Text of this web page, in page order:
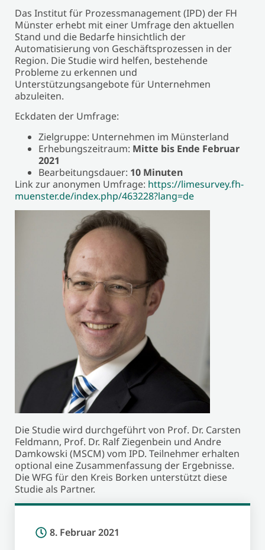
Das Institut für Prozessmanagement (IPD) der FH
Münster erhebt mit einer Umfrage den aktuellen
Stand und die Bedarfe hinsichtlich der
Automatisierung von Geschäftsprozessen in der
Region. Die Studie wird helfen, bestehende
Probleme zu erkennen und
Unterstützungsangebote für Unternehmen
abzuleiten.
Eckdaten der Umfrage:
Zielgruppe: Unternehmen im Münsterland
Erhebungszeitraum: Mitte bis Ende Februar
2021
Bearbeitungsdauer: 10 Minuten
Link zur anonymen Umfrage: https://limesurvey.fh-
muenster.de/index.php/463228?lang=de
Die Studie wird durchgeführt von Prof. Dr. Carsten
Feldmann, Prof. Dr. Ralf Ziegenbein und Andre
Damkowski (MSCM) vom IPD. Teilnehmer erhalten
optional eine Zusammenfassung der Ergebnisse.
Die WFG für den Kreis Borken unterstützt diese
Studie als Partner.
8. Februar 2021